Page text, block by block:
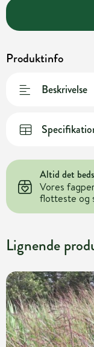
Produktinfo
Beskrivelse
Altid det
Vores
flotteste og
Lignende